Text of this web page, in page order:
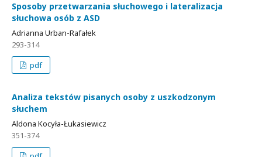
Sposoby przetwarzania słuchowego i lateralizacja
słuchowa osób z ASD
Adrianna Urban-Rafałek
293-314
pdf
Analiza tekstów pisanych osoby z uszkodzonym
słuchem
Aldona Kocyła-Łukasiewicz
351-374